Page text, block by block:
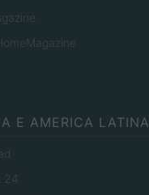
E AMERICA LATINA
24